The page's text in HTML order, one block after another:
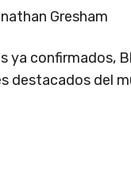
Gresham
ya confirmados,
destacados del